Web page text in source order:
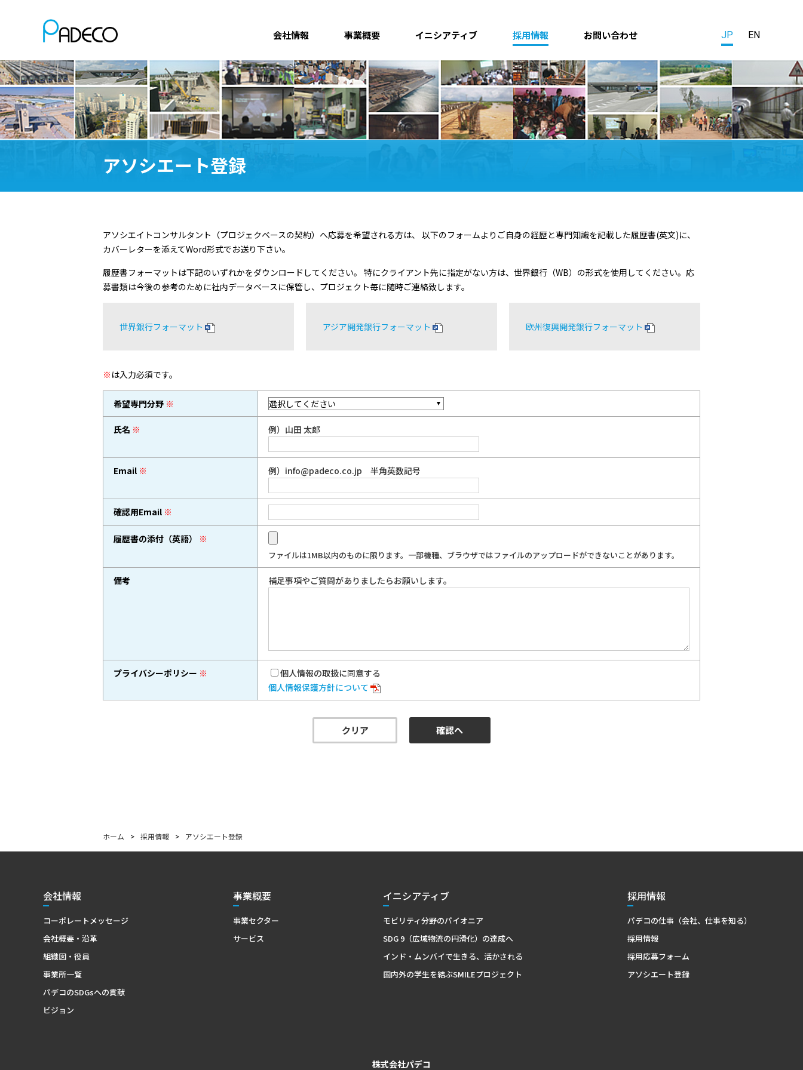
会社情報 事業概要 イニシアティブ 採用情報 お問い合わせ JP EN
アソシエート登録
アソシエイトコンサルタント（プロジェクベースの契約）へ応募を希望される方は、 以下のフォームよりご自身の経歴と専門知識を記載した履歴書(英文)に、
カバーレターを添えてWord形式でお送り下さい。
履歴書フォーマットは下記のいずれかをダウンロードしてください。 特にクライアント先に指定がない方は、世界銀行（WB）の形式を使用してください。応
募書類は今後の参考のために社内データベースに保管し、プロジェクト毎に随時ご連絡致します。
世界銀行フォーマット アジア開発銀行フォーマット 欧州復興開発銀行フォーマット
※ は入力必須です。
希望専門分野 ※
氏名 ※ 例）山田 太郎
Email ※ 例）info@padeco.co.jp 半角英数記号
確認用Email ※
履歴書の添付（英語） ※
ファイルは1MB以内のものに限ります。一部機種、ブラウザではファイルのアップロードができないことがあります。
備考 補足事項やご質問がありましたらお願いします。
プライバシーポリシー ※
個人情報の取扱に同意する
個人情報保護方針について
ホーム > 採用情報 > アソシエート登録
会社情報
コーポレートメッセージ
会社概要・沿革
組織図・役員
事業所一覧
パデコのSDGsへの貢献
ビジョン
事業概要
事業セクター
サービス
イニシアティブ
モビリティ分野のパイオニア
SDG 9（広域物流の円滑化）の達成へ
インド・ムンバイで生きる、活かされる
国内外の学生を結ぶSMILEプロジェクト
採用情報
パデコの仕事（会社、仕事を知る）
採用情報
採用応募フォーム
アソシエート登録
株式会社パデコ